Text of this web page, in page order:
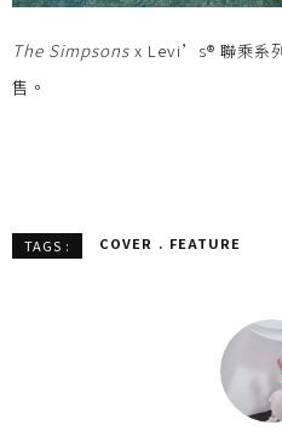
The Simpsons x Levi’s® 聯乘系
售。
TAGS : COVER FEATURE